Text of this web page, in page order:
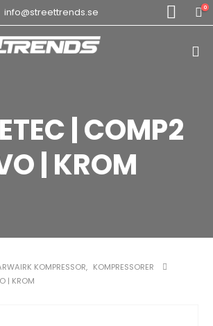
info@streettrends.se 0
| COMP2
| KROM
KOMPRESSOR, KOMPRESSORER
| KROM